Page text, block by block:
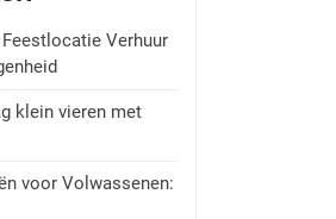
Verhuur
klein vieren met
voor Volwassenen: